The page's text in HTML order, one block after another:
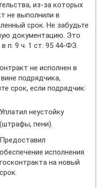
из-за которых
не выполнили в
срок. Не забудьте
документацию. Это
в п. 9 ч. 1 ст. 95 44-ФЗ.
не исполнен в
подрядчика,
срок, если подрядчик:
Уплатил неустойку
(штрафы, пени).
Предоставил
обеспечение исполнения
госконтракта на новый
срок.